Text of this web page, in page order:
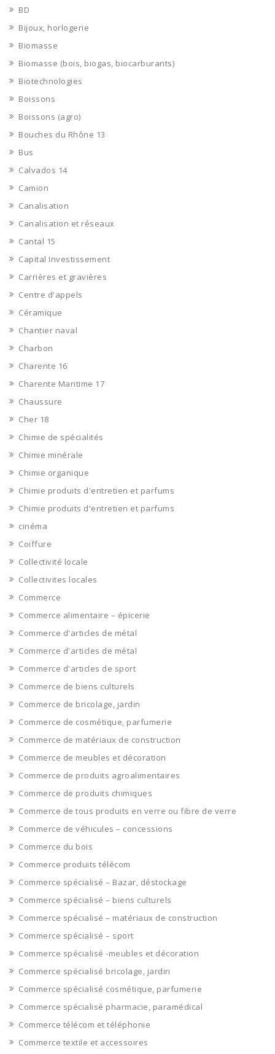
BD
Bijoux, horlogerie
Biomasse
Biomasse (bois, biogas, biocarburants)
Biotechnologies
Boissons
Boissons (agro)
Bouches du Rhône 13
Bus
Calvados 14
Camion
Canalisation
Canalisation et réseaux
Cantal 15
Capital Investissement
Carrières et gravières
Centre d'appels
Céramique
Chantier naval
Charbon
Charente 16
Charente Maritime 17
Chaussure
Cher 18
Chimie de spécialités
Chimie minérale
Chimie organique
Chimie produits d'entretien et parfums
Chimie produits d'entretien et parfums
cinéma
Coiffure
Collectivité locale
Collectivites locales
Commerce
Commerce alimentaire – épicerie
Commerce d'articles de métal
Commerce d'articles de métal
Commerce d'articles de sport
Commerce de biens culturels
Commerce de bricolage, jardin
Commerce de cosmétique, parfumerie
Commerce de matériaux de construction
Commerce de meubles et décoration
Commerce de produits agroalimentaires
Commerce de produits chimiques
Commerce de tous produits en verre ou fibre de verre
Commerce de véhicules – concessions
Commerce du bois
Commerce produits télécom
Commerce spécialisé – Bazar, déstockage
Commerce spécialisé – biens culturels
Commerce spécialisé – matériaux de construction
Commerce spécialisé – sport
Commerce spécialisé -meubles et décoration
Commerce spécialisé bricolage, jardin
Commerce spécialisé cosmétique, parfumerie
Commerce spécialisé pharmacie, paramédical
Commerce télécom et téléphonie
Commerce textile et accessoires